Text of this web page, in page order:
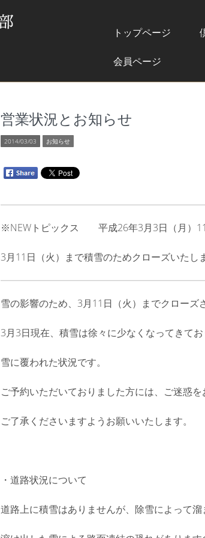
トップページ
会員ページ
営業状況とお知らせ
2014/03/03 お知らせ
※NEWトピックス 平成26年3月3日（月）
3月11日（火）まで積雪のためクローズいたし
雪の影響のため、3月11日（火）までクローズ
3月3日現在、積雪は徐々に少なくなってきて
雪に覆われた状況です。
ご予約いただいておりました方には、ご迷惑
ご了承くださいますようお願いいたします。
・道路状況について
道路上に積雪はありませんが、除雪によって